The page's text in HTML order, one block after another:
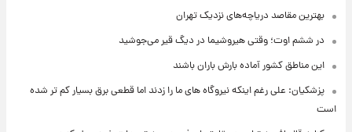
بهترین مقاصد دریاچه‌های نزدیک تهران
در ششم اوت؛ وقتی هیروشیما در دیگ قیر می‌جوشید
این مناطق کشور آماده بارش باران باشند
پزشکیان: علی رغم اینکه نیروگاه های ما را زدند اما قطعی برق بسیار کم تر شده
است